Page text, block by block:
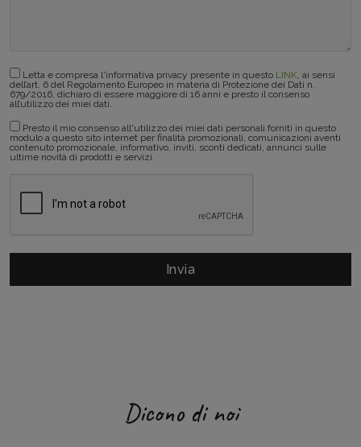
Letta e compresa l'informativa privacy presente in questo LINK, ai sensi
dell’art. 6 del Regolamento Europeo in materia di Protezione dei Dati n.
679/2016, dichiaro di essere maggiore di 16 anni e presto il consenso
all’utilizzo dei miei dati.
Presto il mio consenso all'utilizzo dei miei dati personali forniti in questo
modulo a questo sito internet per finalità promozionali, comunicazioni aventi
contenuto promozionale, informativo, inviti, sconti dedicati, annunci sulle
ultime novità di prodotti e servizi.
Dicono di noi